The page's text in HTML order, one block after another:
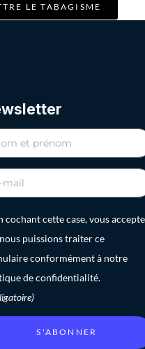
LE TABAGISME
cochant cette case, vous
puissions traiter ce
conformément à notre
de confidentialité.
S'ABONNER